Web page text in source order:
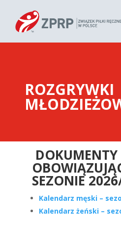
ROZGRYWKI
DOKUMENTY
SEZONIE
Kalendarz męski –
Kalendarz żeński –